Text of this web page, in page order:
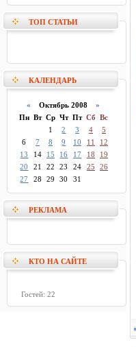
ТОП СТАТЬИ
КАЛЕНДАРЬ
« Октябрь 2008»
Пн Вт Ср Чт Пт Сб Вс
1
2 3 4
5
6
7 8 9 10 11
12
13
14 15 16 17 18
19
20
21 22 23 24 25
26
27
28 29 30 31
РЕКЛАМА
КТО НА САЙТЕ
Гостей: 22